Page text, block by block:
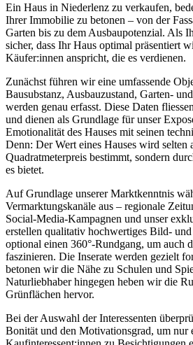
Ein Haus in Niederlenz zu verkaufen,
Ihrer Immobilie zu betonen – von der
Garten bis zu dem Ausbaupotenzial. Als
sicher, dass Ihr Haus optimal präsentiert
Käufer:innen anspricht, die es verdienen.
Zunächst führen wir eine umfassende
Bausubstanz, Ausbauzustand, Garten-
werden genau erfasst. Diese Daten
und dienen als Grundlage für unser
Emotionalität des Hauses mit seinen
Denn: Der Wert eines Hauses wird selten
Quadratmeterpreis bestimmt, sondern
es bietet.
Auf Grundlage unserer Marktkenntnis
Vermarktungskanäle aus – regionale
Social-Media-Kampagnen und unser
erstellen qualitativ hochwertiges Bild-
optional einen 360°-Rundgang, um auch
faszinieren. Die Inserate werden gezielt
betonen wir die Nähe zu Schulen und
Naturliebhaber hingegen heben wir die
Grünflächen hervor.
Bei der Auswahl der Interessenten
Bonität und den Motivationsgrad, um nur